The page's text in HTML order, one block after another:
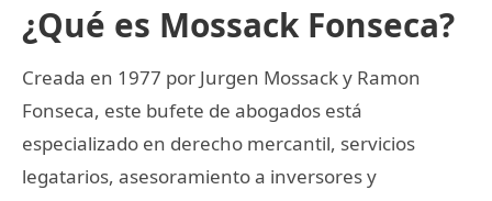
¿Qué es Mossack Fonseca?
Creada en 1977 por Jurgen Mossack y Ramon
Fonseca, este bufete de abogados está
especializado en derecho mercantil, servicios
legatarios, asesoramiento a inversores y